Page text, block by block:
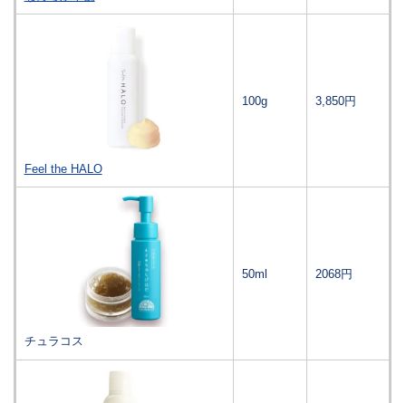
Feel the HALO
100g 3,850円
チュラコス
50ml 2068円